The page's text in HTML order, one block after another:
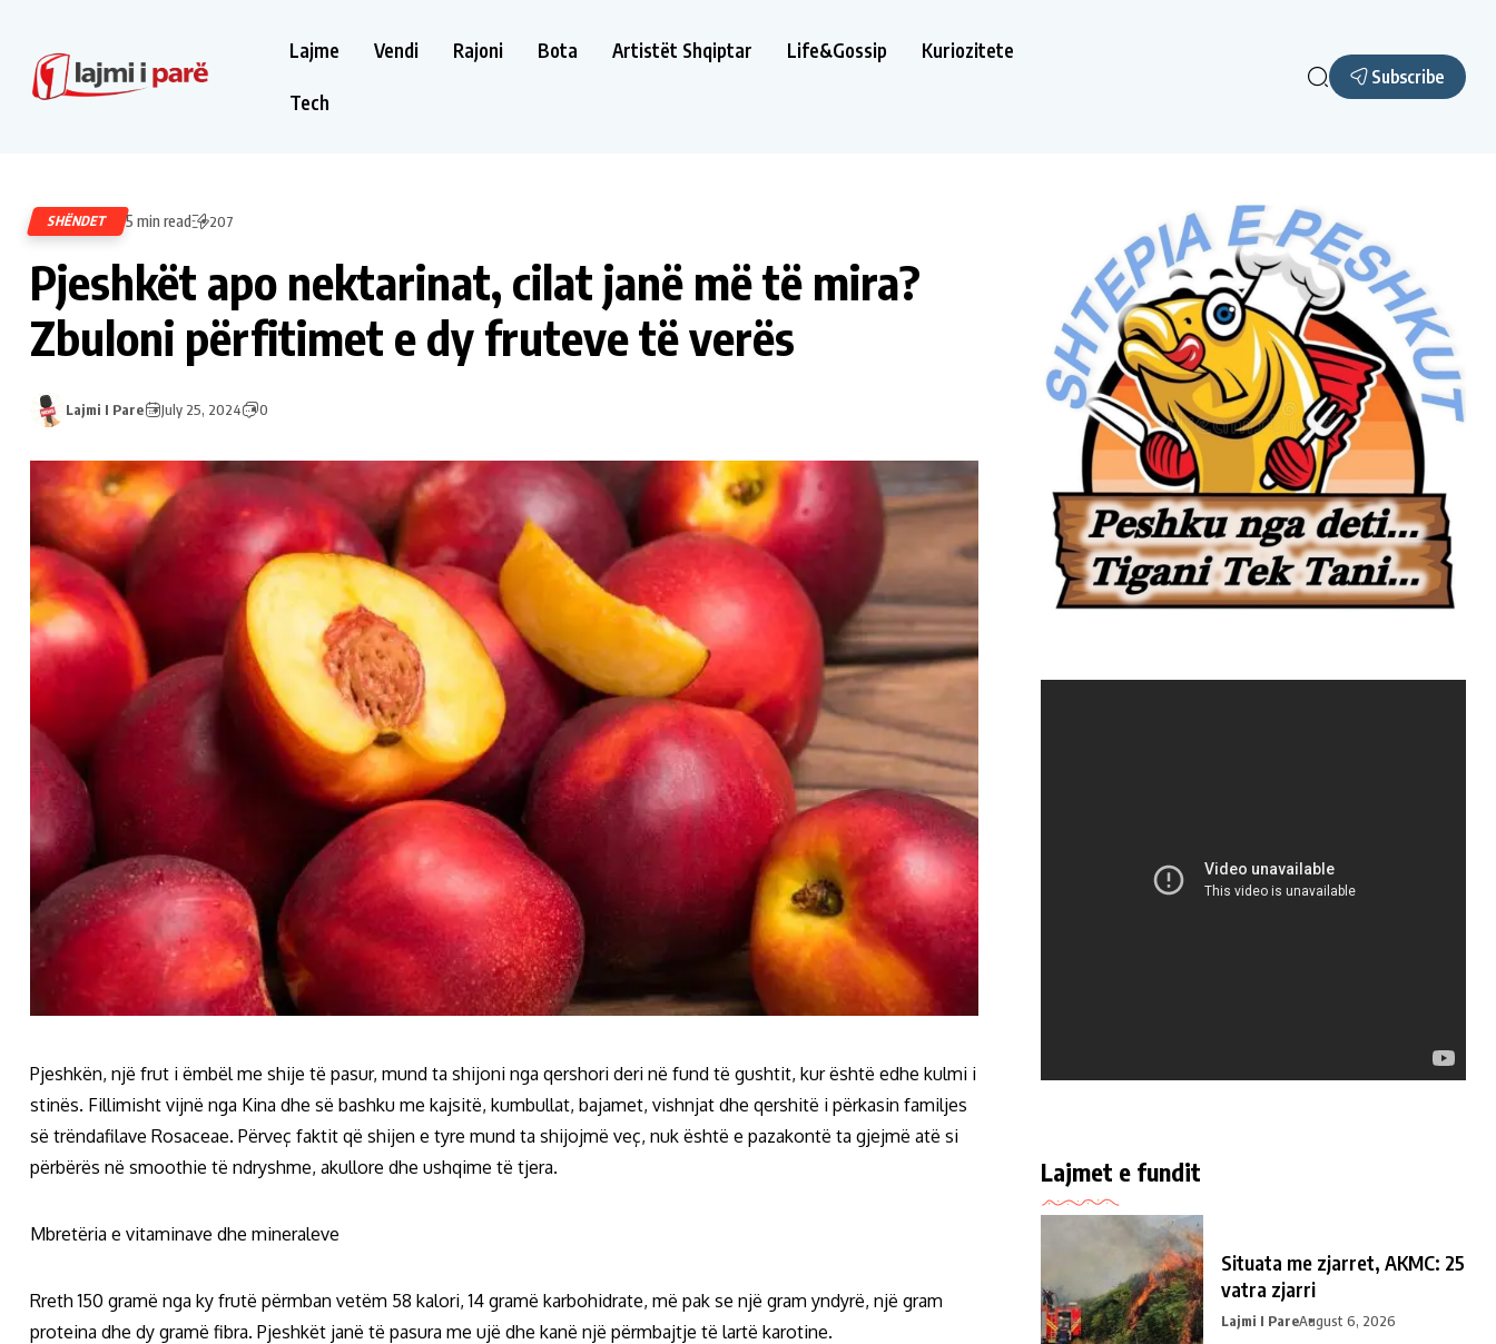
Lajme Vendi Rajoni Bota Artistët Shqiptar Life&Gossip Kuriozitete
Tech
Subscribe
SHËNDET 5 min read 207
Pjeshkët apo nektarinat, cilat janë më të mira?
Zbuloni përfitimet e dy fruteve të verës
Lajmi I Pare July 25, 2024 0
Pjeshkën, një frut i ëmbël me shije të pasur, mund ta shijoni nga qershori deri në fund të gushtit, kur është edhe kulmi i
stinës. Fillimisht vijnë nga Kina dhe së bashku me kajsitë, kumbullat, bajamet, vishnjat dhe qershitë i përkasin familjes
së trëndafilave Rosaceae. Përveç faktit që shijen e tyre mund ta shijojmë veç, nuk është e pazakontë ta gjejmë atë si
përbërës në smoothie të ndryshme, akullore dhe ushqime të tjera.
Mbretëria e vitaminave dhe mineraleve
Rreth 150 gramë nga ky frutë përmban vetëm 58 kalori, 14 gramë karbohidrate, më pak se një gram yndyrë, një gram
proteina dhe dy gramë fibra. Pjeshkët janë të pasura me ujë dhe kanë një përmbajtje të lartë karotine.
Lajmet e fundit
Situata me zjarret, AKMC: 25
vatra zjarri
Lajmi I PareAugust 6, 2026